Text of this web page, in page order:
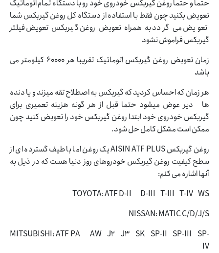
حتما و حتما روغن گیربکس خودروی خود رو با دستگاه تمام اتوماتیک
تعویض بکنید چون فقط با استفاده از دستگاه کل روغن گیربکس شما
تعویض می گردد به همراه تعویض روغن گیربکس تعویض فیلتر
گیربکس فراموش نشود
زمان تعویض روغن گیربکس اتوماتیک تقریبا هر 60000 کیلومتر می
باشد
هر زمان که احساس کردید که گیربکس به اصطلاح تقه میزند و یا دنده
ها دیر عوض میشود حتما قبل از هر گونه هزینه تعمیری برای
گیربکس خودروی خود ابتدا روغن گیربکس خود را تعویض کنید چون
ممکن است مشکل کامل حل شود.
روغن گیربکس AISIN ATF PLUS یک روغن اما با طیف گسترده ای از
سطح کیفیت روغن گیربکس خودروهای روز دنیا هست که در ذیل به
آنها اشاره می کنم:
TOYOTA: ATF D-II D-III T-III T-IV WS
NISSAN: MATIC C/D/J/S
MITSUBISHI: ATF PA AW J2 J3 SK SP-II SP-III SP-
IV